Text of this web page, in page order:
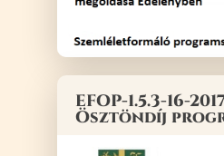
EFOP-1.5.3-16-
Ösztöndíj